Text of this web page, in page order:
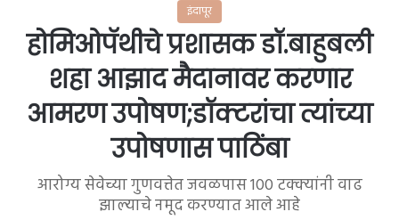
इंदापूर
होमिओपॅथीचे प्रशासक डॉ.बाहुबली
शहा आझाद मैदानावर करणार
आमरण उपोषण;डॉक्टरांचा त्यांच्या
उपोषणास पाठिंबा
आरोग्य सेवेच्या गुणवत्तेत जवळपास 100 टक्क्यांनी वाढ
झाल्याचे नमूद करण्यात आले आहे